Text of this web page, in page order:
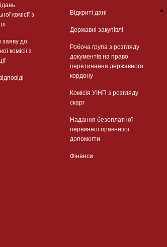
комісії з
заяву до
комісії з
Відкриті дані
Державні закупівлі
Робоча група з розгляду
документів на право
перетинання державного
кордону
Комісія УІНП з розгляду
скарг
Надання безоплатної
первинної правничої
допомогти
Фінанси